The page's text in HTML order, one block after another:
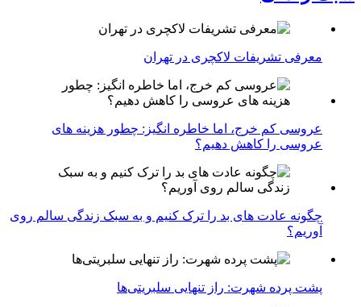
معرفی تشریفات لاکچری در تهران
عروسی کم خرج، اما خاطره انگیز: چطور هزینه های
عروسی را کاهش دهیم؟
چگونه عادت‌ های بد را ترک کنیم و به سبک زندگی سالم روی
آوریم؟
پشت پرده شهرت: راز تنهایی سلبریتی‌ها